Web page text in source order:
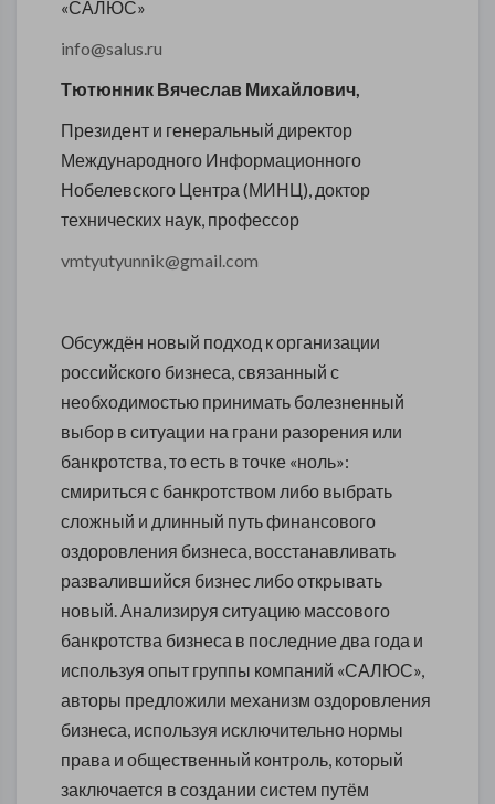
«САЛЮС»
info@salus.ru
Тютюнник Вячеслав Михайлович,
Президент и генеральный директор
Международного Информационного
Нобелевского Центра (МИНЦ), доктор
технических наук, профессор
vmtyutyunnik@gmail.com
Обсуждён новый подход к организации
российского бизнеса, связанный с
необходимостью принимать болезненный
выбор в ситуации на грани разорения или
банкротства, то есть в точке «ноль»:
смириться с банкротством либо выбрать
сложный и длинный путь финансового
оздоровления бизнеса, восстанавливать
развалившийся бизнес либо открывать
новый. Анализируя ситуацию массового
банкротства бизнеса в последние два года и
используя опыт группы компаний «САЛЮС»,
авторы предложили механизм оздоровления
бизнеса, используя исключительно нормы
права и общественный контроль, который
заключается в создании систем путём